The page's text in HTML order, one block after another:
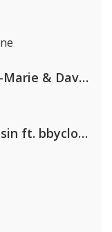
Clean Bandit, Anne-Marie & David Guetta
BL3SS x CamrinWatsin ft. bbyclose